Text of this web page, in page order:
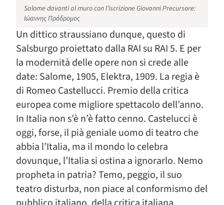
Salome davanti al muro con l’iscrizione Giovanni Precursore:
Ιώαννης Πρόδρομος
Un dittico straussiano dunque, questo di
Salsburgo proiettato dalla RAI su RAI 5. E per
la modernità delle opere non si crede alle
date: Salome, 1905, Elektra, 1909. La regia è
di Romeo Castellucci. Premio della critica
europea come migliore spettacolo dell’anno.
In Italia non s’è n’è fatto cenno. Castelucci è
oggi, forse, il pià geniale uomo di teatro che
abbia l’Italia, ma il mondo lo celebra
dovunque, l’Italia si ostina a ignorarlo. Nemo
propheta in patria? Temo, peggio, il suo
teatro disturba, non piace al conformismo del